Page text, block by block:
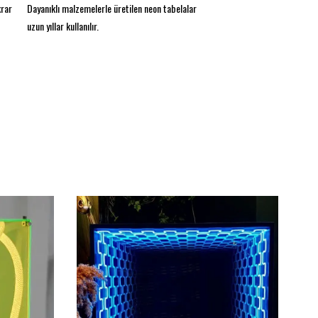
tasarlandığı için hem çevre dostu hem de ekonomik
bir aydınlatma alternatifi.
renklerle, ikonik logo öne çıkıyor. Dayanıklı
malzemeden üretilmiş olan bu tabela, uzun ömürlü
kullanım sağlar ve LED teknolojisi ile enerji tasarrufu
sunar. Hem duvara asılabilir hem de masa üzerinde
sergilenebilir, böylece maç izleme keyfinizi artırır.
Futbol tutkunları için mükemmel bir hediye seçeneği
olan bu neon tabela, Crystal Palace sevgisini her
ortamda yansıtmanın en şık yoludur!
Dayanıklı malzemelerle üretilen neon tabelalar
uzun yıllar kullanılır.